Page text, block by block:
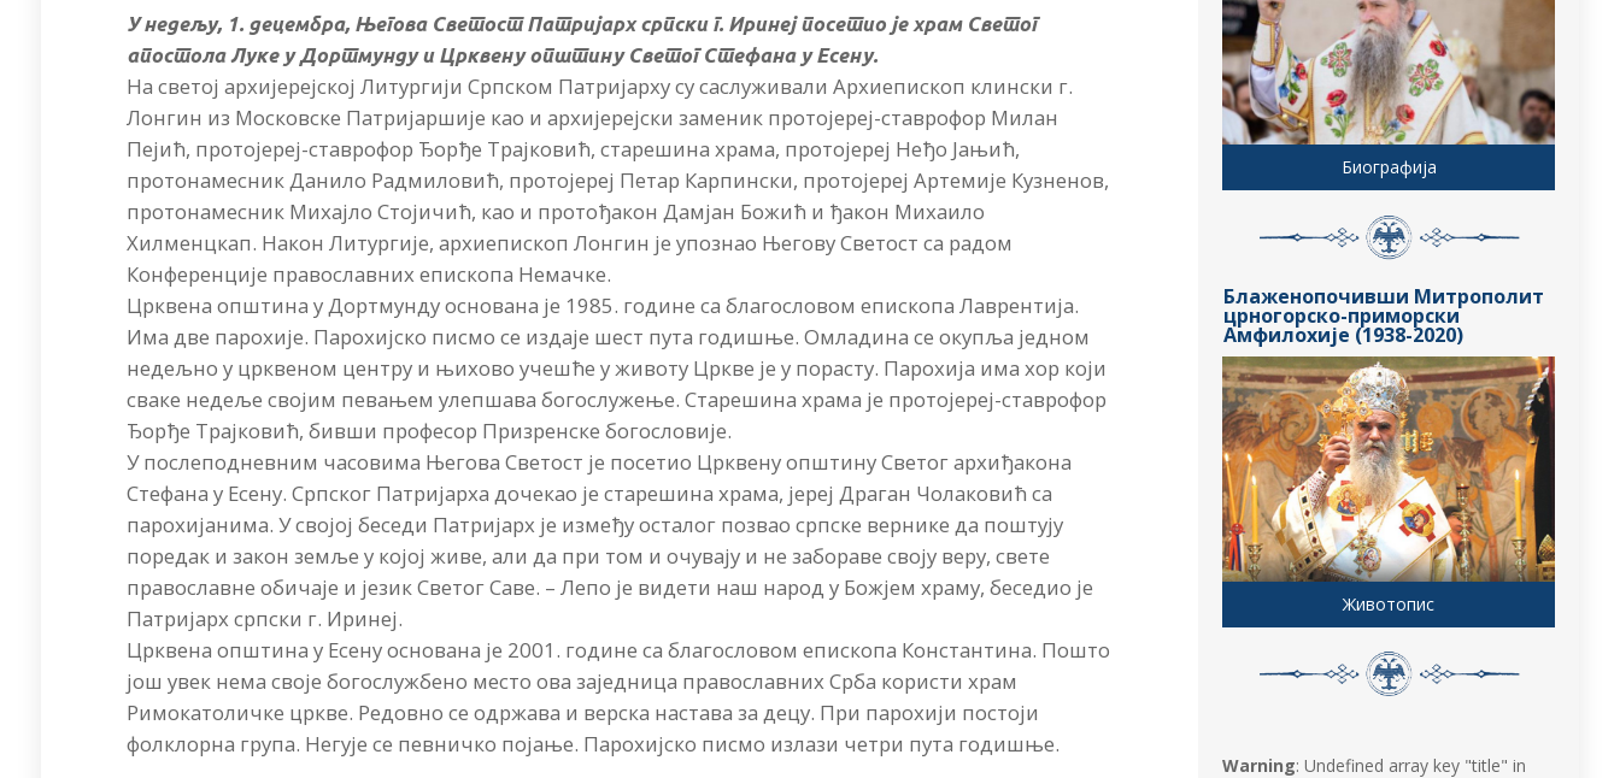
У недељу, 1. децембра, Његова Светост Патријарх српски г. Иринеј посетио је храм Светог
апостола Луке у Дортмунду и Црквену општину Светог Стефана у Есену.
На светој архијерејској Литургији Српском Патријарху су саслуживали Архиепископ клински г.
Лонгин из Московске Патријаршије као и архијерејски заменик протојереј-ставрофор Милан
Пејић, протојереј-ставрофор Ђорђе Трајковић, старешина храма, протојереј Неђо Јањић,
протонамесник Данило Радмиловић, протојереј Петар Карпински, протојереј Артемије Кузненов,
протонамесник Михајло Стојичић, као и протођакон Дамјан Божић и ђакон Михаило
Хилменцкап. Након Литургије, архиепископ Лонгин је упознао Његову Светост са радом
Конференције православних епископа Немачке.
Црквена општина у Дортмунду основана је 1985. године са благословом епископа Лаврентија.
Има две парохије. Парохијско писмо се издаје шест пута годишње. Омладина се окупља једном
недељно у црквеном центру и њихово учешће у животу Цркве је у порасту. Парохија има хор који
сваке недеље својим певањем улепшава богослужење. Старешина храма је протојереј-ставрофор
Ђорђе Трајковић, бивши професор Призренске богословије.
У послеподневним часовима Његова Светост је посетио Црквену општину Светог архиђакона
Стефана у Есену. Српског Патријарха дочекао је старешина храма, јереј Драган Чолаковић са
парохијанима. У својој беседи Патријарх је између осталог позвао српске вернике да поштују
поредак и закон земље у којој живе, али да при том и очувају и не забораве своју веру, свете
православне обичаје и језик Светог Саве. – Лепо је видети наш народ у Божјем храму, беседио је
Патријарх српски г. Иринеј.
Црквена општина у Есену основана је 2001. године са благословом епископа Константина. Пошто
још увек нема своје богослужбено место ова заједница православних Срба користи храм
Римокатоличке цркве. Редовно се одржава и верска настава за децу. При парохији постоји
фолклорна група. Негује се певничко појање. Парохијско писмо излази четри пута годишње.
Биографија
Блаженопочивши Митрополит
црногорско-приморски
Амфилохије (1938-2020)
Животопис
Warning: Undefined array key "title" in